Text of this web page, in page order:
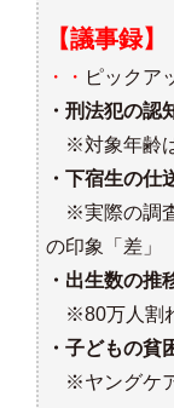
【議事録】
・・ ピックア
・刑法犯の認
※対象年齢
・下宿生の仕
※実際の調査
の印象「差」
・出生数の推
※80万人割
・子どもの貧
※ヤングケア